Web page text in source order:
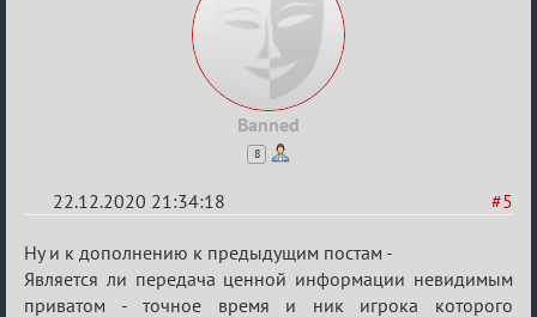
Banned
8
#5
22.12.2020 21:34:18
Re:
Ценная
Ну и к дополнению к предыдущим постам -
Является ли передача ценной информации невидимым
приватом - точное время и ник игрока которого